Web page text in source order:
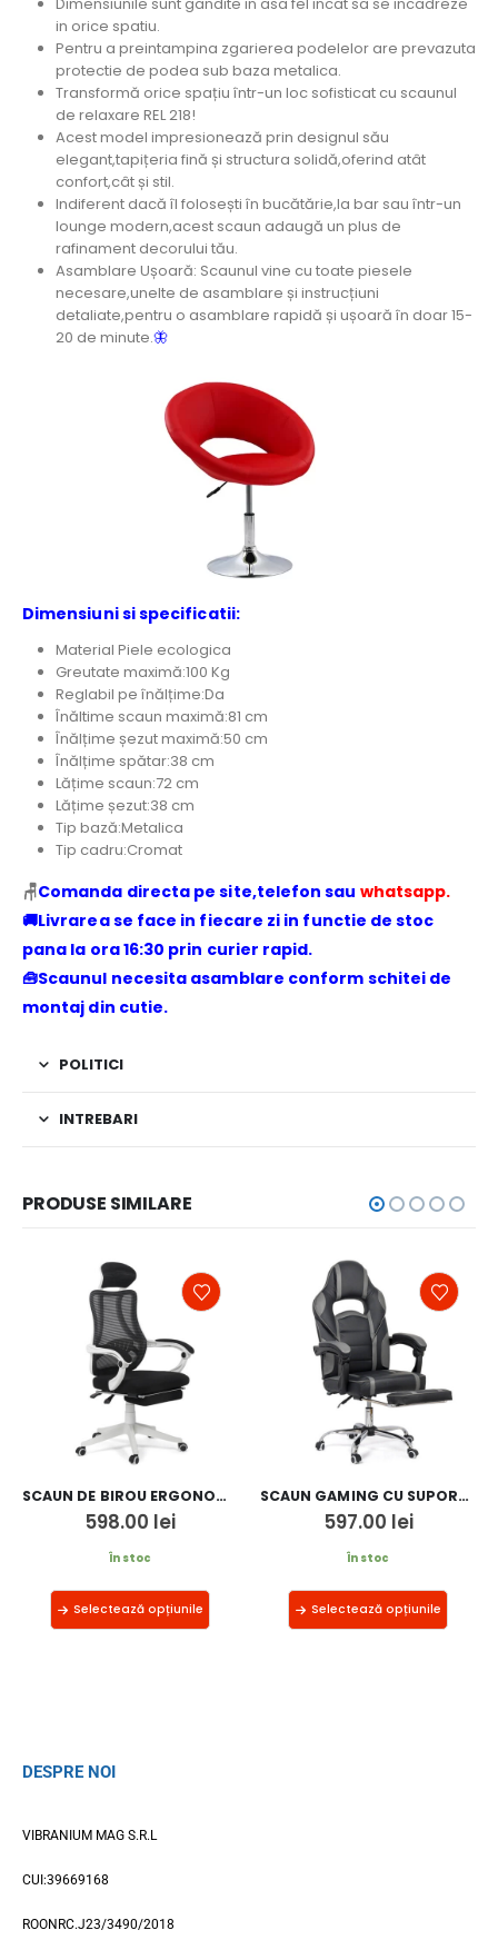
in orice spatiu.
Pentru a preintampina zgarierea podelelor are prevazuta
protectie de podea sub baza metalica.
Transformă orice spațiu într-un loc sofisticat cu scaunul
de relaxare REL 218!
Acest model impresionează prin designul său
elegant,tapițeria fină și structura solidă,oferind atât
confort,cât și stil.
Indiferent dacă îl folosești în bucătărie,la bar sau într-un
lounge modern,acest scaun adaugă un plus de
rafinament decorului tău.
Asamblare Ușoară: Scaunul vine cu toate piesele
necesare,unelte de asamblare și instrucțiuni
detaliate,pentru o asamblare rapidă și ușoară în doar 15-
20 de minute.🦋
Dimensiuni si specificatii:
Material Piele ecologica
Greutate maximă:100 Kg
Reglabil pe înălțime:Da
Înăltime scaun maximă:81 cm
Înălțime șezut maximă:50 cm
Înălțime spătar:38 cm
Lățime scaun:72 cm
Lățime șezut:38 cm
Tip bază:Metalica
Tip cadru:Cromat
🪑Comanda directa pe site,telefon sau whatsapp.
🚚Livrarea se face in fiecare zi in functie de stoc
pana la ora 16:30 prin curier rapid.
🧰Scaunul necesita asamblare conform schitei de
montaj din cutie.
POLITICI
INTREBARI
PRODUSE SIMILARE
SCAUN DE BIROU ERGONOMIC SI SUPORT DE PICIOARE OFF 927
598.00 lei
În stoc
Selectează opțiunile
SCAUN GAMING CU SUPORT DE PICIOARE OFF 302
597.00 lei
În stoc
Selectează opțiunile
DESPRE NOI
VIBRANIUM MAG S.R.L
CUI:39669168
ROONRC.J23/3490/2018